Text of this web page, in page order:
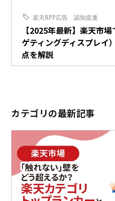
楽天RPP広告 認知促進
【2025年最新】楽天市
ゲティングディスプレイ
点を解説
カテゴリの最新記事